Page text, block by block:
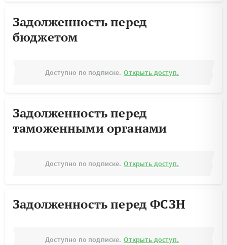
Задолженность перед
бюджетом
Доступно по подписке. Открыть доступ.
Задолженность перед
таможенными органами
Доступно по подписке. Открыть доступ.
Задолженность перед ФСЗН
Доступно по подписке. Открыть доступ.